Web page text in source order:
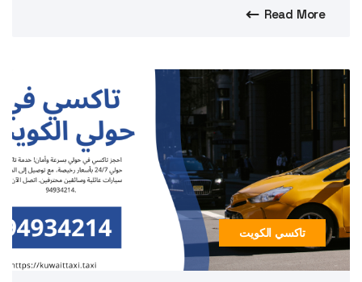
Read More
تاكسي الكويت